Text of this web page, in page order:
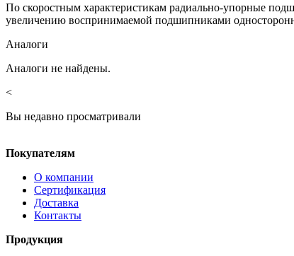
По скоростным характеристикам радиально-упорные
увеличению воспринимаемой подшипниками
Аналоги
Аналоги не найдены.
<
Вы недавно просматривали
Покупателям
О компании
Сертификация
Доставка
Контакты
Продукция